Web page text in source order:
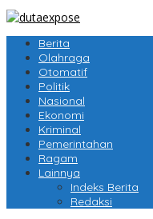
Berita
Olahraga
Otomatif
Politik
Nasional
Ekonomi
Kriminal
Pemerintahan
Ragam
Lainnya
Indeks Berita
Redaksi